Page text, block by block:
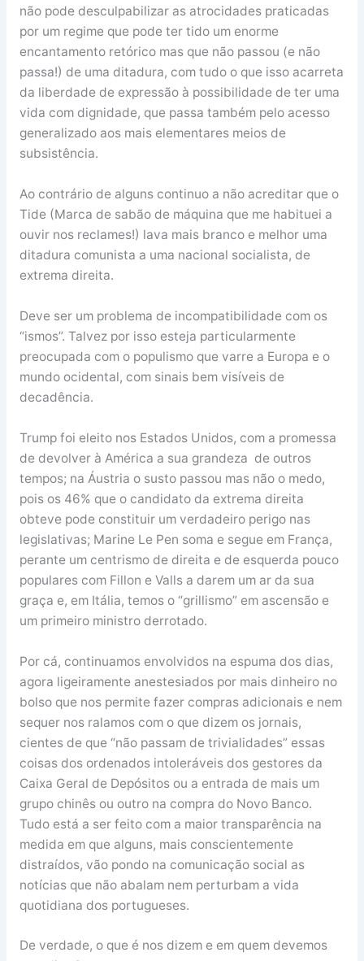
não pode desculpabilizar as atrocidades praticadas
por um regime que pode ter tido um enorme
encantamento retórico mas que não passou (e não
passa!) de uma ditadura, com tudo o que isso acarreta
da liberdade de expressão à possibilidade de ter uma
vida com dignidade, que passa também pelo acesso
generalizado aos mais elementares meios de
subsistência.
Ao contrário de alguns continuo a não acreditar que o
Tide (Marca de sabão de máquina que me habituei a
ouvir nos reclames!) lava mais branco e melhor uma
ditadura comunista a uma nacional socialista, de
extrema direita.
Deve ser um problema de incompatibilidade com os
“ismos”. Talvez por isso esteja particularmente
preocupada com o populismo que varre a Europa e o
mundo ocidental, com sinais bem visíveis de
decadência.
Trump foi eleito nos Estados Unidos, com a promessa
de devolver à América a sua grandeza de outros
tempos; na Áustria o susto passou mas não o medo,
pois os 46% que o candidato da extrema direita
obteve pode constituir um verdadeiro perigo nas
legislativas; Marine Le Pen soma e segue em França,
perante um centrismo de direita e de esquerda pouco
populares com Fillon e Valls a darem um ar da sua
graça e, em Itália, temos o “grillismo” em ascensão e
um primeiro ministro derrotado.
Por cá, continuamos envolvidos na espuma dos dias,
agora ligeiramente anestesiados por mais dinheiro no
bolso que nos permite fazer compras adicionais e nem
sequer nos ralamos com o que dizem os jornais,
cientes de que “não passam de trivialidades” essas
coisas dos ordenados intoleráveis dos gestores da
Caixa Geral de Depósitos ou a entrada de mais um
grupo chinês ou outro na compra do Novo Banco.
Tudo está a ser feito com a maior transparência na
medida em que alguns, mais conscientemente
distraídos, vão pondo na comunicação social as
notícias que não abalam nem perturbam a vida
quotidiana dos portugueses.
De verdade, o que é nos dizem e em quem devemos